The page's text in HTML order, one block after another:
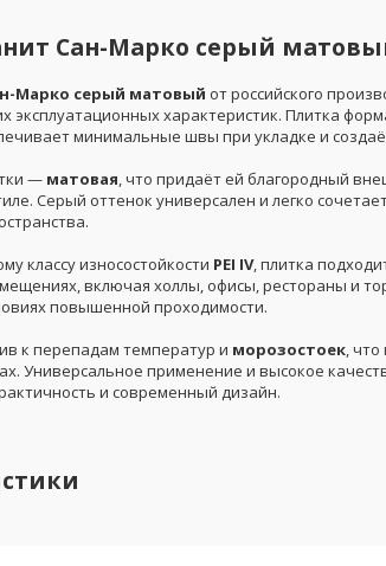
Сан-Марко серый
Марко серый матовый от российского
эксплуатационных характеристик. Плитка
минимальные швы при укладке и
— матовая , что придаёт ей благородный
Серый оттенок универсален и легко
классу износостойкости PEI IV, плитка
включая холлы, офисы, рестораны и
повышенной проходимости.
к перепадам температур и морозостоек ,
Универсальное применение и высокое
и современный дизайн.